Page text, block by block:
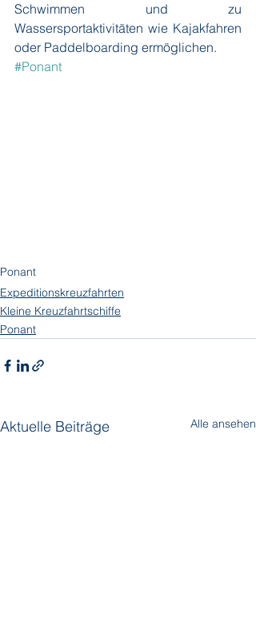
Schwimmen und zu
Wassersportaktivitäten wie Kajakfahren
oder Paddelboarding ermöglichen.
#Ponant
Ponant
Expeditionskreuzfahrten
Kleine Kreuzfahrtschiffe
Ponant
Aktuelle Beiträge Alle ansehen